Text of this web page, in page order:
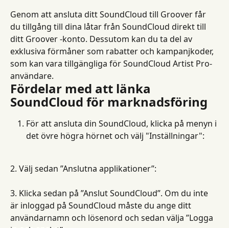
Genom att ansluta ditt SoundCloud till Groover får
du tillgång till dina låtar från SoundCloud direkt till
ditt Groover -konto. Dessutom kan du ta del av
exklusiva förmåner som rabatter och kampanjkoder,
som kan vara tillgängliga för SoundCloud Artist Pro-
användare.
Fördelar med att länka
SoundCloud för marknadsföring
För att ansluta din SoundCloud, klicka på menyn i
det övre högra hörnet och välj "Inställningar":
2. Välj sedan ”Anslutna applikationer”:
3. Klicka sedan på ”Anslut SoundCloud”. Om du inte
är inloggad på SoundCloud måste du ange ditt
användarnamn och lösenord och sedan välja ”Logga